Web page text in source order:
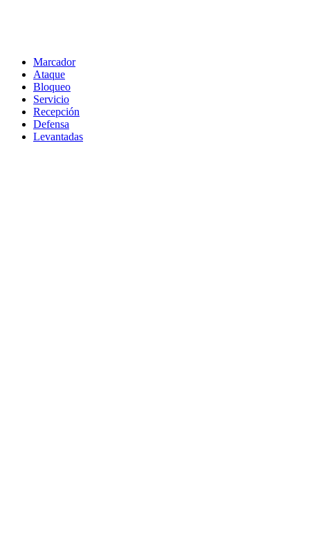
Marcador
Ataque
Bloqueo
Servicio
Recepción
Defensa
Levantadas